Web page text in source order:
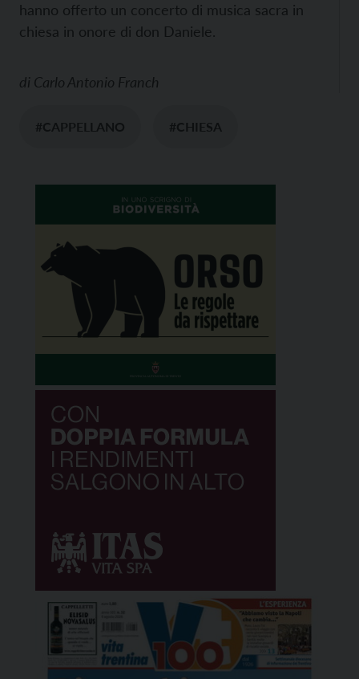
hanno offerto un concerto di musica sacra in
chiesa in onore di don Daniele.
di Carlo Antonio Franch
#CAPPELLANO #CHIESA